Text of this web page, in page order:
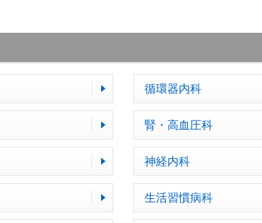
循環器内科
腎・高血圧科
神経内科
生活習慣病科